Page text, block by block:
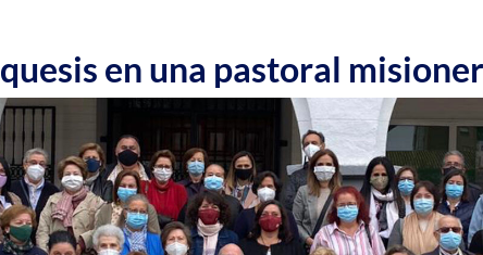
en una pastoral